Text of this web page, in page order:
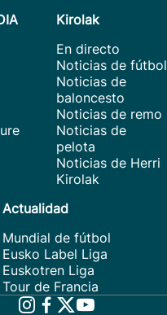
Kirolak
En directo
Noticias de fútbol
Noticias de
baloncesto
Noticias de remo
Noticias de
pelota
Noticias de Herri
Kirolak
Actualidad
Mundial de fútbol
Eusko Label Liga
Euskotren Liga
Tour de Francia